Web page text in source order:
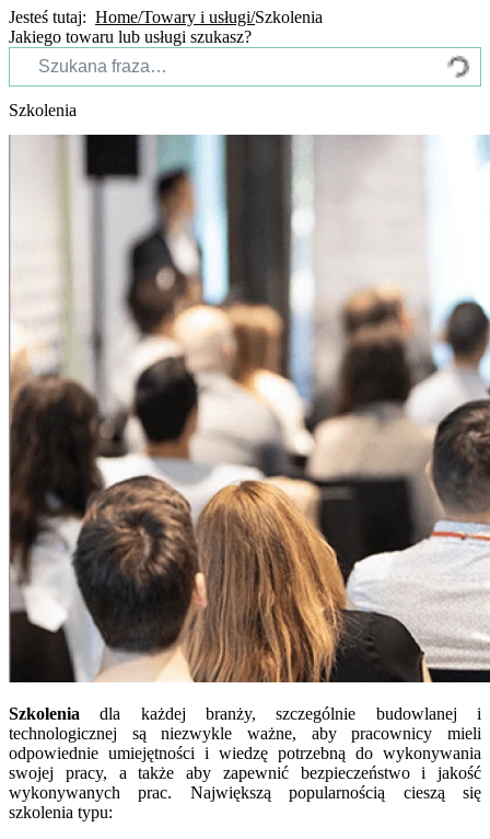
Jesteś tutaj: Home Towary i usługi Szkolenia
Jakiego towaru lub usługi szukasz?
Szkolenia
Szkolenia dla każdej branży, szczególnie budowlanej i
technologicznej są niezwykle ważne, aby pracownicy mieli
odpowiednie umiejętności i wiedzę potrzebną do wykonywania
swojej pracy, a także aby zapewnić bezpieczeństwo i jakość
wykonywanych prac. Największą popularnością cieszą się
szkolenia typu: